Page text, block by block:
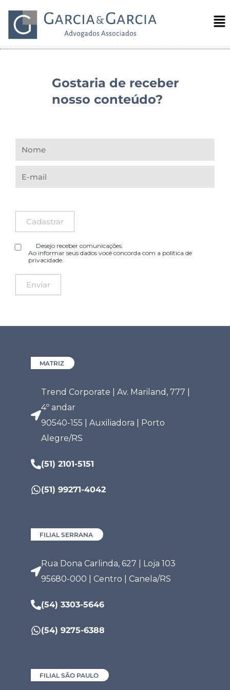
Gostaria de receber
nosso conteúdo?
Desejo receber comunicações.
Ao informar seus dados você concorda com a política de
privacidade.
MATRIZ
Trend Corporate | Av. Mariland, 777 |
4º andar
90540-155 | Auxiliadora | Porto
Alegre/RS
(51) 2101-5151
(51) 99271-4042
FILIAL SERRANA
Rua Dona Carlinda, 627 | Loja 103
95680-000 | Centro | Canela/RS
(54) 3303-5646
(54) 9275-6388
FILIAL SÃO PAULO